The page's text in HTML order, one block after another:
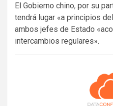
El Gobierno chino, por su
tendrá lugar «a principios
ambos jefes de Estado
intercambios regulares».